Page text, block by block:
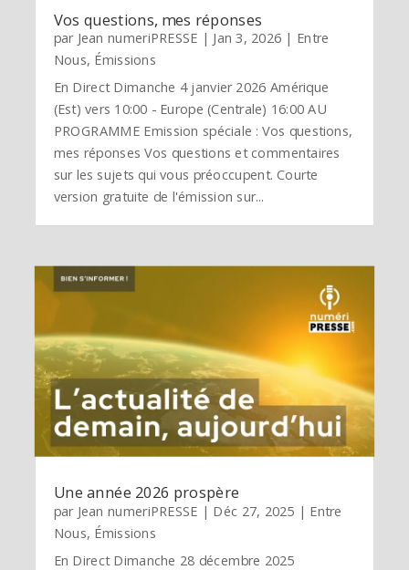
Vos questions, mes réponses
par Jean numeriPRESSE | Jan 3, 2026 | Entre
Nous, Émissions
En Direct Dimanche 4 janvier 2026 Amérique
(Est) vers 10:00 - Europe (Centrale) 16:00 AU
PROGRAMME Emission spéciale : Vos questions,
mes réponses Vos questions et commentaires
sur les sujets qui vous préoccupent. Courte
version gratuite de l'émission sur...
Une année 2026 prospère
par Jean numeriPRESSE | Déc 27, 2025 | Entre
Nous, Émissions
En Direct Dimanche 28 décembre 2025